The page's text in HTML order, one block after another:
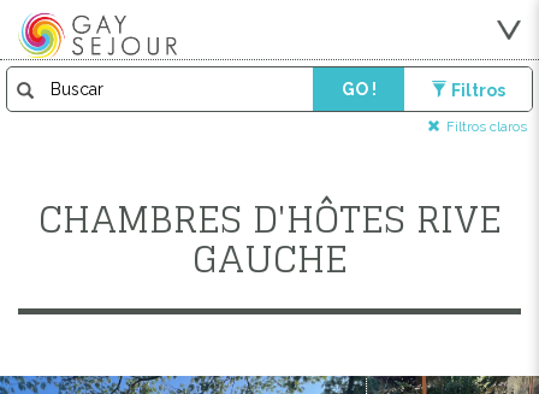
GO ! Filtros
Filtros claros
CHAMBRES D'HÔTES RIVE
GAUCHE